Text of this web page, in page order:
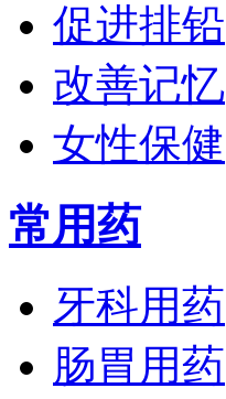
促进排铅
改善记忆
女性保健
常用药
牙科用药
肠胃用药